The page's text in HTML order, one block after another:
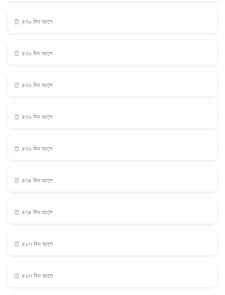
⏰ ৪৭৮ দিন আগে
⏰ ৪৭৮ দিন আগে
⏰ ৪৭৮ দিন আগে
⏰ ৪৭৮ দিন আগে
⏰ ৪৭৮ দিন আগে
⏰ ৪৭৯ দিন আগে
⏰ ৪৭৯ দিন আগে
⏰ ৪৮০ দিন আগে
⏰ ৪৮০ দিন আগে